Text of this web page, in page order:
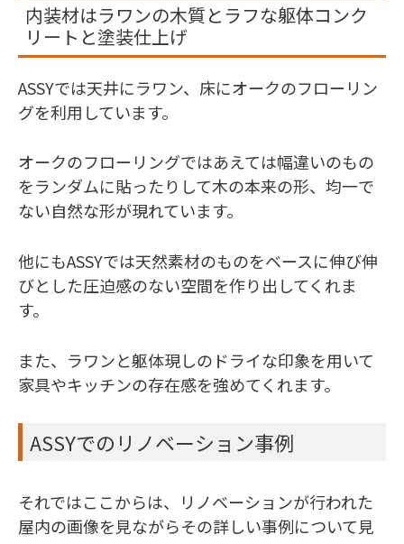
内装材はラワンの木質とラフな躯体コンク
リートと塗装仕上げ
ASSYでは天井にラワン、床にオークのフローリン
グを利用しています。
オークのフローリングではあえては幅違いのもの
をランダムに貼ったりして木の本来の形、均一で
ない自然な形が現れています。
他にもASSYでは天然素材のものをベースに伸び伸
びとした圧迫感のない空間を作り出してくれま
す。
また、ラワンと躯体現しのドライな印象を用いて
家具やキッチンの存在感を強めてくれます。
ASSYでのリノベーション事例
それではここからは、リノベーションが行われた
屋内の画像を見ながらその詳しい事例について見